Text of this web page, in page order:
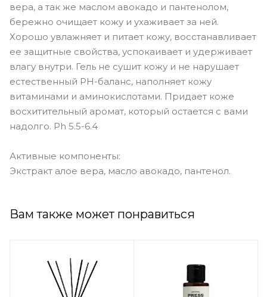
вера, а так же маслом авокадо и пантенолом,
бережно очищает кожу и ухаживает за ней.
Хорошо увлажняет и питает кожу, восстанавливает
ее защитные свойства, успокаивает и удерживает
влагу внутри. Гель не сушит кожу и не нарушает
естественный PH-баланс, наполняет кожу
витаминами и аминокислотами. Придает коже
восхитительный аромат, который остается с вами
надолго. Ph 5.5-6.4
Активные компоненты:
Экстракт алое вера, масло авокадо, пантенол.
Вам также может понравиться